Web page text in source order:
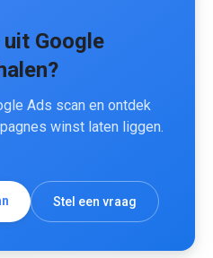
Google
Ads scan en ontdek
winst laten liggen.
Stel een vraag